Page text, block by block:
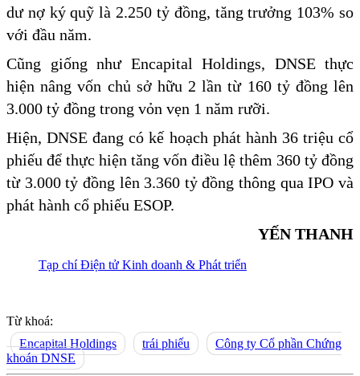
dư nợ ký quỹ là 2.250 tỷ đồng, tăng trưởng 103% so
với đầu năm.
Cũng giống như Encapital Holdings, DNSE thực
hiện nâng vốn chủ sở hữu 2 lần từ 160 tỷ đồng lên
3.000 tỷ đồng trong vỏn vẹn 1 năm rưỡi.
Hiện, DNSE đang có kế hoạch phát hành 36 triệu cổ
phiếu để thực hiện tăng vốn điều lệ thêm 360 tỷ đồng
từ 3.000 tỷ đồng lên 3.360 tỷ đồng thông qua IPO và
phát hành cổ phiếu ESOP.
YẾN THANH
Tạp chí Điện tử Kinh doanh & Phát triển
Từ khoá:
Encapital Holdings
trái phiếu
Công ty Cổ phần Chứng
khoán DNSE